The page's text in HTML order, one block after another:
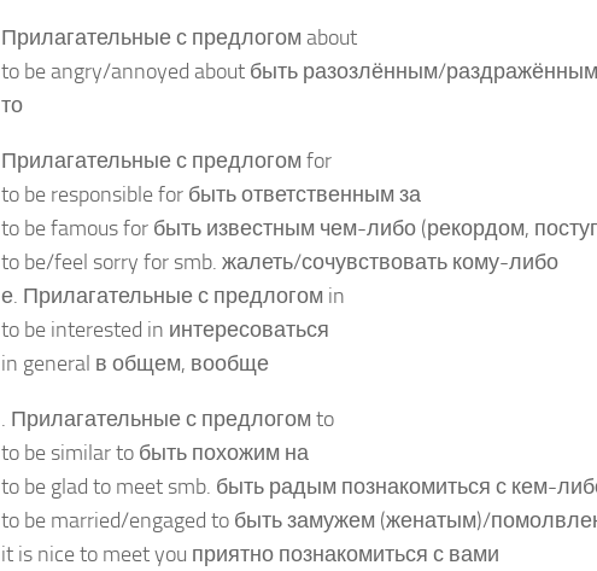
Прилагательные с предлогом about
to be angry/annoyed about быть разозлённым/
то
Прилагательные с предлогом for
to be responsible for быть ответственным за
to be famous for быть известным чем-либо (рекордом,
to be/feel sorry for smb. жалеть/сочувствовать кому-либо
е. Прилагательные с предлогом in
to be interested in интересоваться
in general в общем, вообще
. Прилагательные с предлогом to
to be similar to быть похожим на
to be glad to meet smb. быть радым познакомиться с кем-
to be married/engaged to быть замужем (женатым)/
it is nice to meet you приятно познакомиться с вами